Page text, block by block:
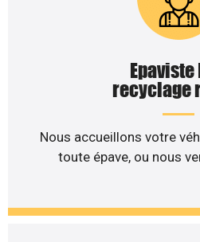
Epaviste
recyclage
Nous accueillons votre
toute épave, ou nous